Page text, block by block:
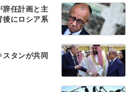
辞任計画と主
後にロシア系
タンが共同